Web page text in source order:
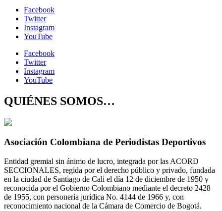
Facebook
Twitter
Instagram
YouTube
Facebook
Twitter
Instagram
YouTube
QUIÉNES SOMOS…
Asociación Colombiana de Periodistas Deportivos
Entidad gremial sin ánimo de lucro, integrada por las ACORD
SECCIONALES, regida por el derecho público y privado, fundada
en la ciudad de Santiago de Cali el día 12 de diciembre de 1950 y
reconocida por el Gobierno Colombiano mediante el decreto 2428
de 1955, con personería jurídica No. 4144 de 1966 y, con
reconocimiento nacional de la Cámara de Comercio de Bogotá.